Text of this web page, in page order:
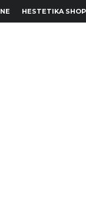
HESTETIKA SHOP